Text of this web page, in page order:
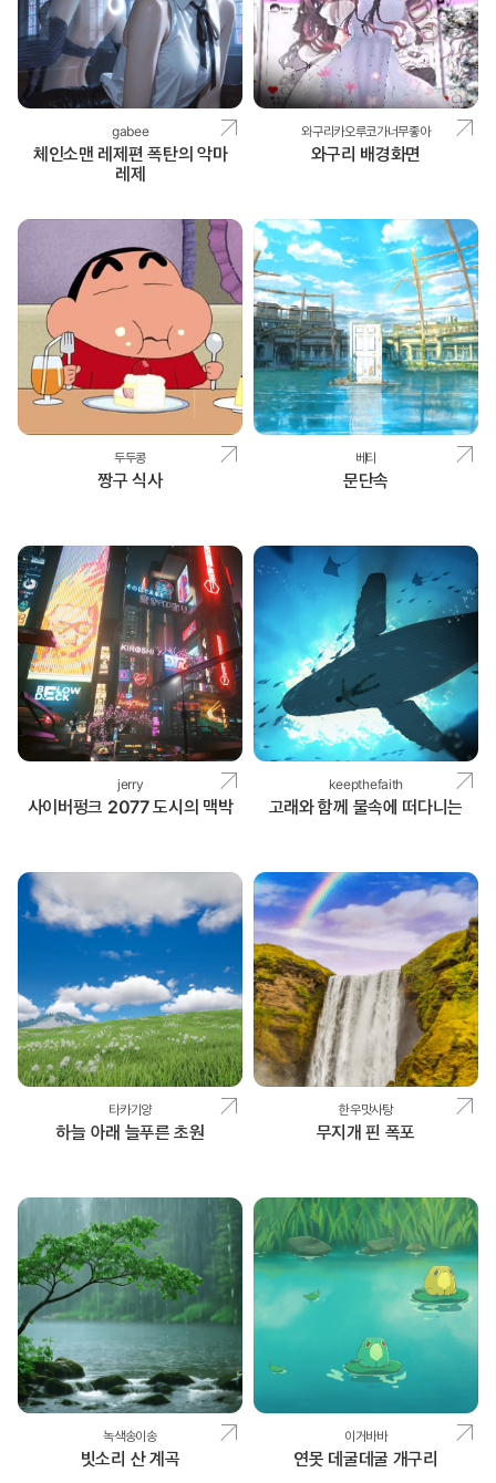
gabee
체인소맨 레제편 폭탄의 악마
레제
와구리카오루코가너무좋아
와구리 배경화면
두두콩
짱구 식사
베티
문단속
jerry
사이버펑크 2077 도시의 맥박
keepthefaith
고래와 함께 물속에 떠다니는
타카기양
하늘 아래 늘푸른 초원
한우맛사탕
무지개 핀 폭포
녹색송이송
빗소리 산 계곡
이거바바
연못 데굴데굴 개구리